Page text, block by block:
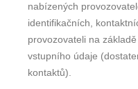
nabízených
identifikačních,
provozovateli na
vstupního údaje
kontaktů).